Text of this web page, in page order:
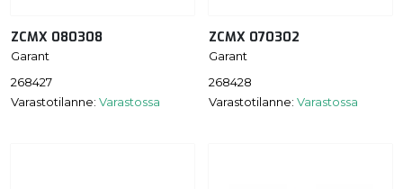
ZCMX 080308
Garant
268427
Varastotilanne: Varastossa
ZCMX 070302
Garant
268428
Varastotilanne: Varastossa